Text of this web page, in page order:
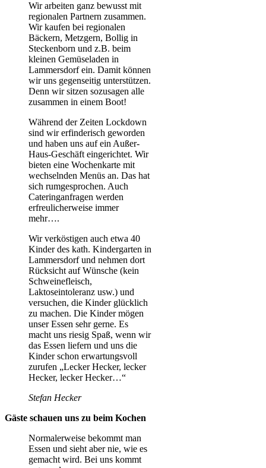
Wir arbeiten ganz bewusst mit
regionalen Partnern zusammen.
Wir kaufen bei regionalen
Bäckern, Metzgern, Bollig in
Steckenborn und z.B. beim
kleinen Gemüseladen in
Lammersdorf ein. Damit können
wir uns gegenseitig unterstützen.
Denn wir sitzen sozusagen alle
zusammen in einem Boot!
Während der Zeiten Lockdown
sind wir erfinderisch geworden
und haben uns auf ein Außer-
Haus-Geschäft eingerichtet. Wir
bieten eine Wochenkarte mit
wechselnden Menüs an. Das hat
sich rumgesprochen. Auch
Cateringanfragen werden
erfreulicherweise immer
mehr….
Wir verköstigen auch etwa 40
Kinder des kath. Kindergarten in
Lammersdorf und nehmen dort
Rücksicht auf Wünsche (kein
Schweinefleisch,
Laktoseintoleranz usw.) und
versuchen, die Kinder glücklich
zu machen. Die Kinder mögen
unser Essen sehr gerne. Es
macht uns riesig Spaß, wenn wir
das Essen liefern und uns die
Kinder schon erwartungsvoll
zurufen „Lecker Hecker, lecker
Hecker, lecker Hecker…“
Stefan Hecker
Gäste schauen uns zu beim Kochen
Normalerweise bekommt man
Essen und sieht aber nie, wie es
gemacht wird. Bei uns kommt